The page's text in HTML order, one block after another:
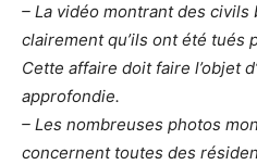
– La vidéo montrant des
clairement qu’ils ont été tués
Cette affaire doit faire l’objet
approfondie.
– Les nombreuses photos
concernent toutes des